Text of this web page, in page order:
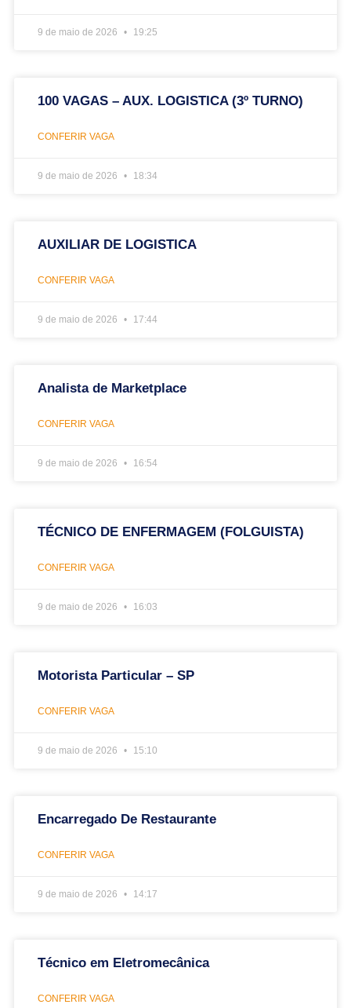
9 de maio de 2026 19:25
100 VAGAS – AUX. LOGISTICA (3º TURNO)
CONFERIR VAGA
9 de maio de 2026 18:34
AUXILIAR DE LOGISTICA
CONFERIR VAGA
9 de maio de 2026 17:44
Analista de Marketplace
CONFERIR VAGA
9 de maio de 2026 16:54
TÉCNICO DE ENFERMAGEM (FOLGUISTA)
CONFERIR VAGA
9 de maio de 2026 16:03
Motorista Particular – SP
CONFERIR VAGA
9 de maio de 2026 15:10
Encarregado De Restaurante
CONFERIR VAGA
9 de maio de 2026 14:17
Técnico em Eletromecânica
CONFERIR VAGA